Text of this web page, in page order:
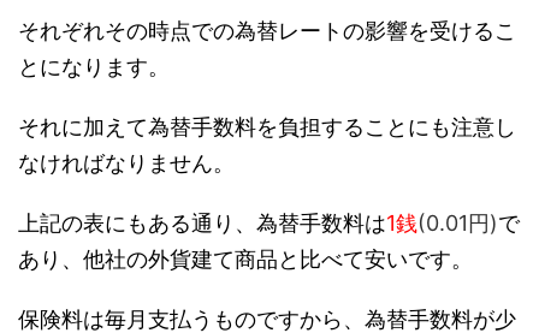
それぞれその時点での為替レートの影響を受けるこ
とになります。
それに加えて為替手数料を負担することにも注意し
なければなりません。
上記の表にもある通り、為替手数料は1銭(0.01円)で
あり、他社の外貨建て商品と比べて安いです。
保険料は毎月支払うものですから、為替手数料が少